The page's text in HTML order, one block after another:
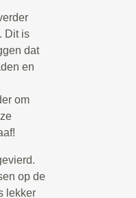
Dit is
dat
en
om
op de
lekker